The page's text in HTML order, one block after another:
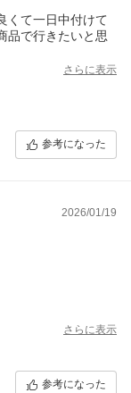
くて一日中付けて
品で行きたいと思
さらに表示
参考になった
2026/01/19
さらに表示
参考になった